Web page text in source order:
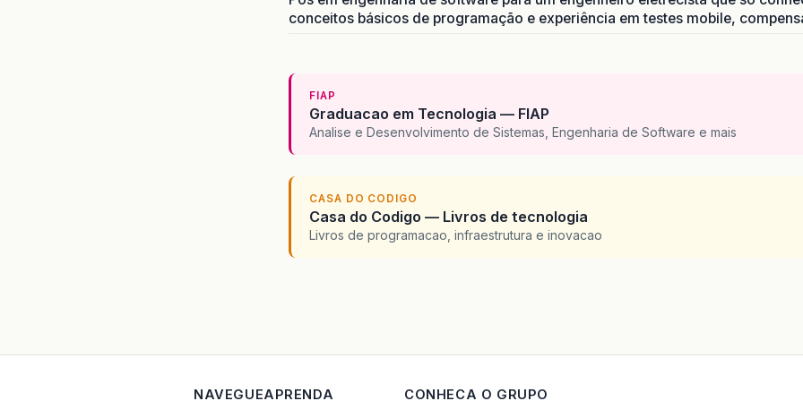
conceitos básicos de programação e experiência em testes mobile,
FIAP
Graduacao em Tecnologia — FIAP
Analise e Desenvolvimento de Sistemas, Engenharia de Software e mais
CASA DO CODIGO
Casa do Codigo — Livros de tecnologia
Livros de programacao, infraestrutura e inovacao
NAVEGUEAPRENDA CONHECA O GRUPO